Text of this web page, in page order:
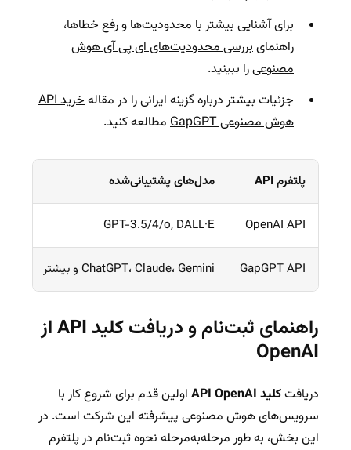
برای آشنایی بیشتر با محدودیت‌ها و رفع خطاها،
راهنمایبررسی محدودیت‌های ای پی آی هوش
مصنوعیرا ببینید.
جزئیات بیشتر درباره گزینه ایرانی را در مقاله
خرید API
هوش مصنوعی GapGPT
مطالعه کنید.
پلتفرم API مدل‌های پشتیبانی‌شده
OpenAI API
GPT-3.5/4/o, DALL·E
GapGPT API ChatGPT، Claude، Gemini و بیشتر
راهنمای ثبت‌نام و دریافت کلید API از
OpenAI
دریافتکلید API OpenAI
اولین قدم برای شروع کار با
سرویس‌های هوش مصنوعی پیشرفته این شرکت است. در
این بخش، به طور مرحله‌به‌مرحله نحوه ثبت‌نام در پلتفرم